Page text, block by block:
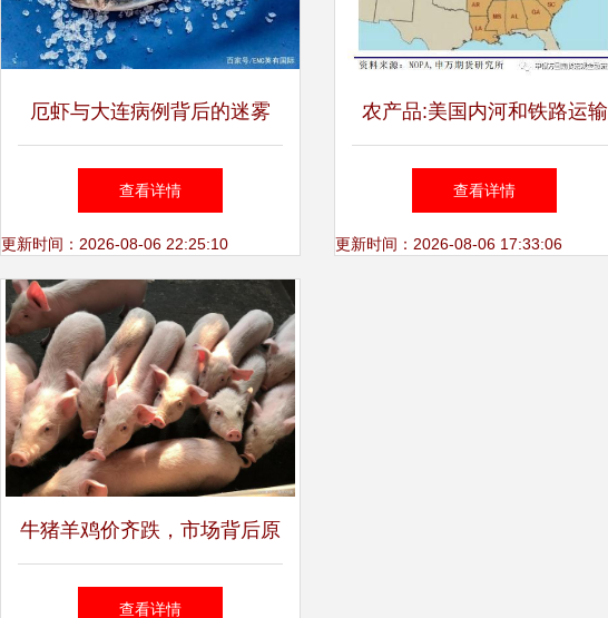
厄虾与大连病例背后的迷雾
进口海鲜真的能携带新冠病毒
吗？
查看详情
更新时间：2026-08-06 22:25:10
农产品:美国内河和铁路运输
在大豆出口方面的简单介绍
查看详情
更新时间：2026-08-06 17:33:06
牛猪羊鸡价齐跌，市场背后原
因几何？业内人士深度解析
查看详情